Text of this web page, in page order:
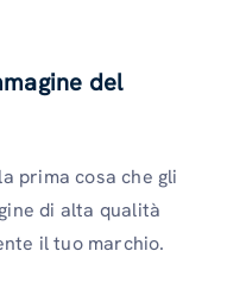
del
prima cosa che gli
di alta qualità
il tuo marchio.